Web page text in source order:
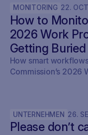
MONITORING 22. OCT
How to
2026 Work
Getting Buried
How smart
Commission’s 2026
UNTERNEHMEN 26.
Please don’t